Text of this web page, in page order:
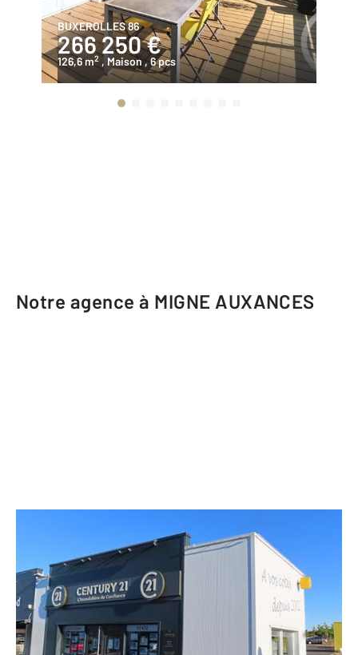
BUXEROLLES 86
266 250 €
126,6 m2 , Maison , 6 pcs
Notre agence à MIGNE AUXANCES
Confiance
1 rue Germaine Tillion
MIGNE AUXANCES - 86440